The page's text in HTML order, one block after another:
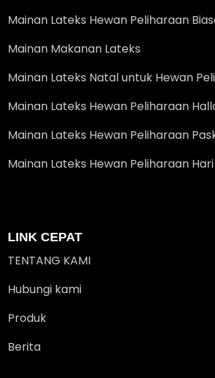
Mainan Lateks Hewan Peliharaan
Mainan Makanan Lateks
Mainan Lateks Natal untuk Hewan
Mainan Lateks Hewan Peliharaan
Mainan Lateks Hewan Peliharaan
Mainan Lateks Hewan Peliharaan
LINK CEPAT
TENTANG KAMI
Hubungi kami
Produk
Berita